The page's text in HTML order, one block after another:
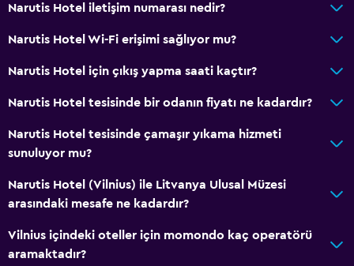
Narutis Hotel iletişim numarası nedir?
Narutis Hotel Wi-Fi erişimi sağlıyor mu?
Narutis Hotel için çıkış yapma saati kaçtır?
Narutis Hotel tesisinde bir odanın fiyatı ne kadardır?
Narutis Hotel tesisinde çamaşır yıkama hizmeti
sunuluyor mu?
Narutis Hotel (Vilnius) ile Litvanya Ulusal Müzesi
arasındaki mesafe ne kadardır?
Vilnius içindeki oteller için momondo kaç operatörü
aramaktadır?